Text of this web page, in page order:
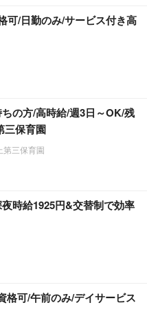
可/日勤のみ/サービス付き高
の方/高時給/週3日～OK/残
三保育園
第三保育園
時給1925円&交替制で効率
格可/午前のみ/デイサービス